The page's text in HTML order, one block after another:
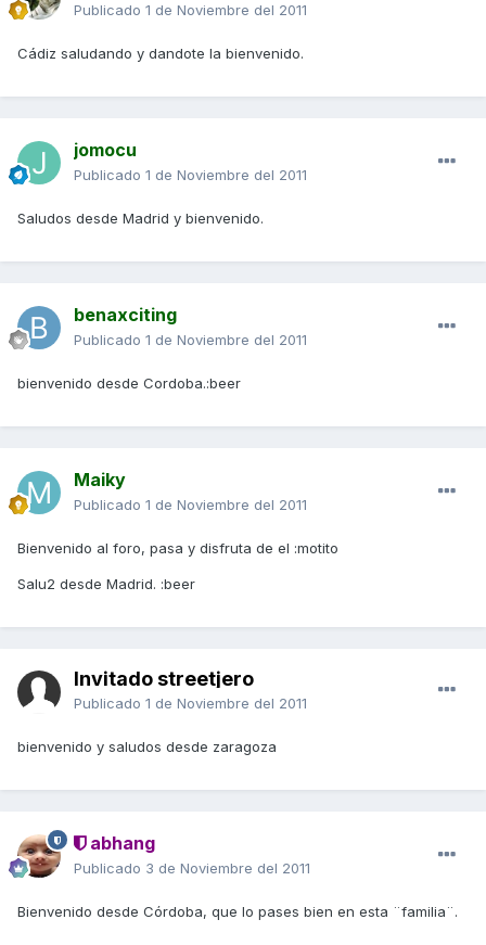
Publicado 1 de Noviembre del 2011
Cádiz saludando y dandote la bienvenido.
jomocu
Publicado 1 de Noviembre del 2011
Saludos desde Madrid y bienvenido.
benaxciting
Publicado 1 de Noviembre del 2011
bienvenido desde Cordoba.:beer
Maiky
Publicado 1 de Noviembre del 2011
Bienvenido al foro, pasa y disfruta de el :motito
Salu2 desde Madrid. :beer
Invitado streetjero
Publicado 1 de Noviembre del 2011
bienvenido y saludos desde zaragoza
abhang
Publicado 3 de Noviembre del 2011
Bienvenido desde Córdoba, que lo pases bien en esta ¨familia¨.